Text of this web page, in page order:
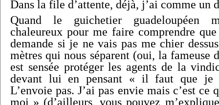
Dans la file d’attente, déjà, j’ai comme un
Quand le guichetier guadeloupéen
chaleureux pour me faire comprendre
demande si je ne vais pas me chier
mètres qui nous séparent (oui, la fameuse
est sensée protéger les agents de la
devant lui en pensant « il faut que je
L’envoie pas. J’ai pas envie mais c’est
moi » (d’ailleurs, vous pouvez